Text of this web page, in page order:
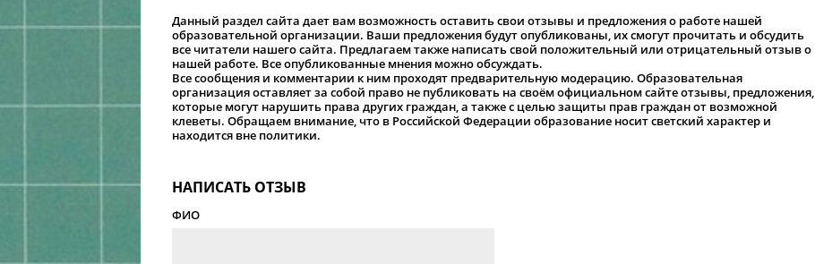
Данный раздел сайта дает вам возможность оставить свои отзывы и предложения о работе нашей
образовательной организации. Ваши предложения будут опубликованы, их смогут прочитать и обсудить
все читатели нашего сайта. Предлагаем также написать свой положительный или отрицательный отзыв о
нашей работе. Все опубликованные мнения можно обсуждать.
Все сообщения и комментарии к ним проходят предварительную модерацию. Образовательная
организация оставляет за собой право не публиковать на своём официальном сайте отзывы, предложения,
которые могут нарушить права других граждан, а также с целью защиты прав граждан от возможной
клеветы. Обращаем внимание, что в Российской Федерации образование носит светский характер и
находится вне политики.
НАПИСАТЬ ОТЗЫВ
ФИО